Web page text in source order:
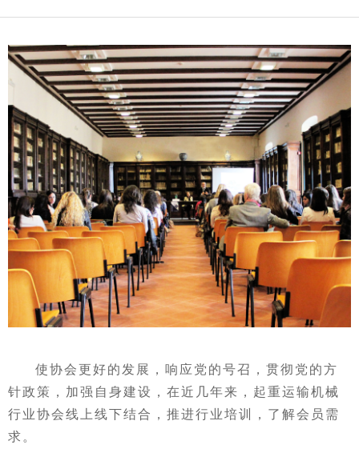
使协会更好的发展，响应党的号召，贯彻党的方
针政策，加强自身建设，在近几年来，起重运输机械
行业协会线上线下结合，推进行业培训，了解会员需
求。